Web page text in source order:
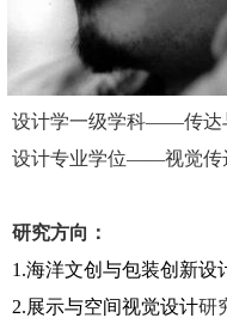
设计学一级学科——传达
设计专业学位——视觉传
研究方向：
1.海洋文创与包装创新设
2.展示与空间视觉设计研